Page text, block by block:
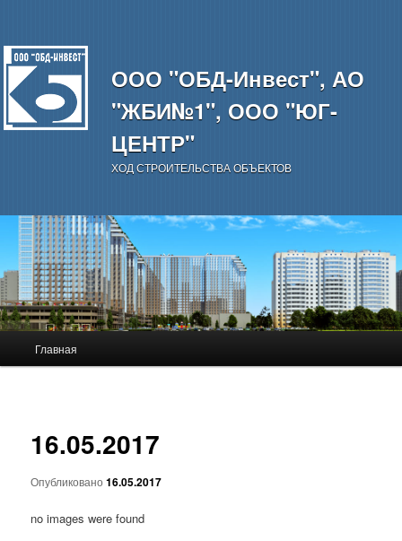
ООО "ОБД-Инвест", АО
"ЖБИ№1", ООО "ЮГ-
ЦЕНТР"
ХОД СТРОИТЕЛЬСТВА ОБЪЕКТОВ
Перейти
Главная
16.05.2017
Опубликовано16.05.2017
no images were found